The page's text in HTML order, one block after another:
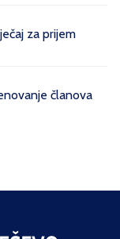
za prijem
članova